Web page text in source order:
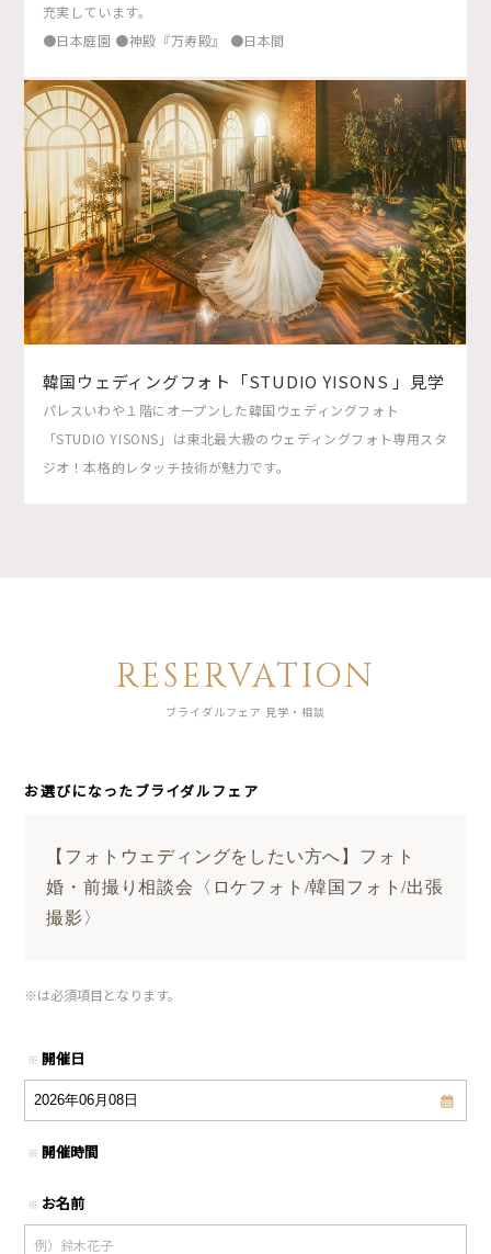
充実しています。
●日本庭園 ●神殿『万寿殿』 ●日本間
韓国ウェディングフォト「STUDIO YISONS 」見学
パレスいわや１階にオープンした韓国ウェディングフォト
「STUDIO YISONS」は東北最大級のウェディングフォト専用スタ
ジオ！本格的レタッチ技術が魅力です。
RESERVATION
ブライダルフェア 見学・相談
お選びになったブライダルフェア
【フォトウェディングをしたい方へ】フォト
婚・前撮り相談会〈ロケフォト/韓国フォト/出張
撮影〉
※は必須項目となります。
※ 開催日
※ 開催時間
※ お名前